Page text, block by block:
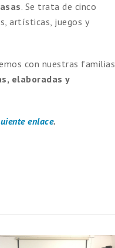
. Se trata de cinco
artísticas, juegos y
con nuestras familias
elaboradas y
enlace.